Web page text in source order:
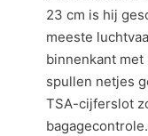
23 cm is hij
meeste
binnenkant
spullen netjes
TSA-cijferslot
bagagecontrole.